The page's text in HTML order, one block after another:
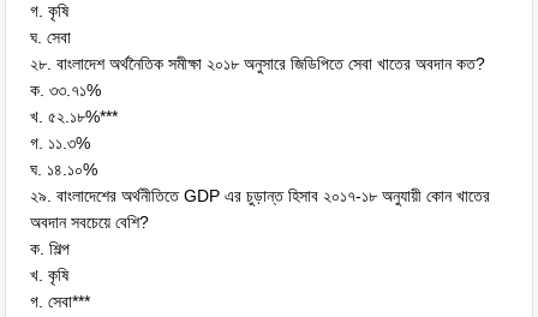
গ. কৃষি
ঘ. সেবা
২৮. বাংলাদেশ অর্থনৈতিক সমীক্ষা ২০১৮ অনুসারে জিডিপিতে সেবা খাতের অবদান কত?
ক. ৩৩.৭১%
খ. ৫২.১৮%***
গ. ১১.৩%
ঘ. ১৪.১০%
২৯. বাংলাদেশের অর্থনীতিতে GDP এর চুড়ান্ত হিসাব ২০১৭-১৮ অনুযায়ী কোন খাতের
অবদান সবচেয়ে বেশি?
ক. শিল্প
খ. কৃষি
গ. সেবা***